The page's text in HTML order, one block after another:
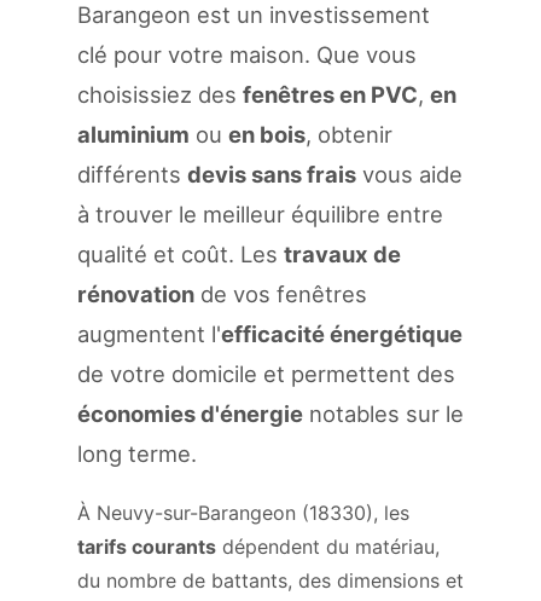
Barangeon est un investissement
clé pour votre maison. Que vous
choisissiez des fenêtres en PVC, en
aluminium ou en bois, obtenir
différents devis sans frais vous aide
à trouver le meilleur équilibre entre
qualité et coût. Les travaux de
rénovation de vos fenêtres
augmentent l'efficacité énergétique
de votre domicile et permettent des
économies d'énergie notables sur le
long terme.
À Neuvy-sur-Barangeon (18330), les
tarifs courants dépendent du matériau,
du nombre de battants, des dimensions et